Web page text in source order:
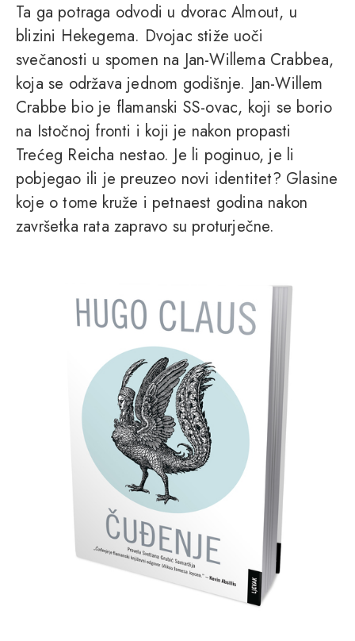
Ta ga potraga odvodi u dvorac Almout, u
blizini Hekegema. Dvojac stiže uoči
svečanosti u spomen na Jan-Willema Crabbea,
koja se održava jednom godišnje. Jan-Willem
Crabbe bio je flamanski SS-ovac, koji se borio
na Istočnoj fronti i koji je nakon propasti
Trećeg Reicha nestao. Je li poginuo, je li
pobjegao ili je preuzeo novi identitet? Glasine
koje o tome kruže i petnaest godina nakon
završetka rata zapravo su proturječne.